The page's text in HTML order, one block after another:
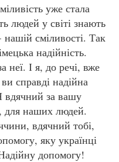
уже стала
людей у світі знають
сміливості. Так
надійність.
неї. І я, до речі, вже
справді надійна
вдячний за вашу
для наших людей.
вдячний тобі,
яку українці
допомогу!